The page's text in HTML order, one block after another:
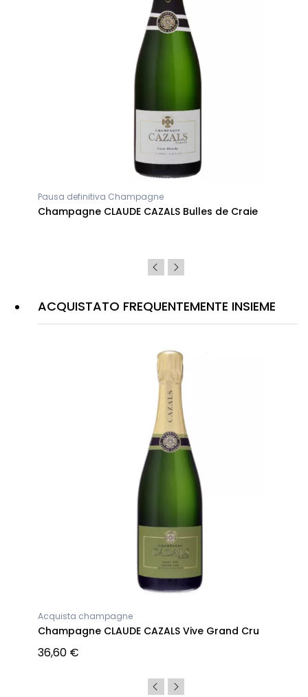
Pausa definitiva Champagne
Champagne CLAUDE CAZALS Bulles de Craie
ACQUISTATO FREQUENTEMENTE INSIEME
Acquista champagne
Champagne CLAUDE CAZALS Vive Grand Cru
36,60 €